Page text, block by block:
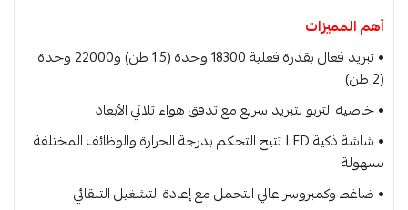
أهم المميزات
• تبريد فعال بقدرة فعلية 18300 وحدة (1.5 طن) و22000 وحدة
(2 طن)
• خاصية التربو لتبريد سريع مع تدفق هواء ثلاثي الأبعاد
• شاشة ذكية LED تتيح التحكم بدرجة الحرارة والوظائف المختلفة
بسهولة
• ضاغط وكمبروسر عالي التحمل مع إعادة التشغيل التلقائي